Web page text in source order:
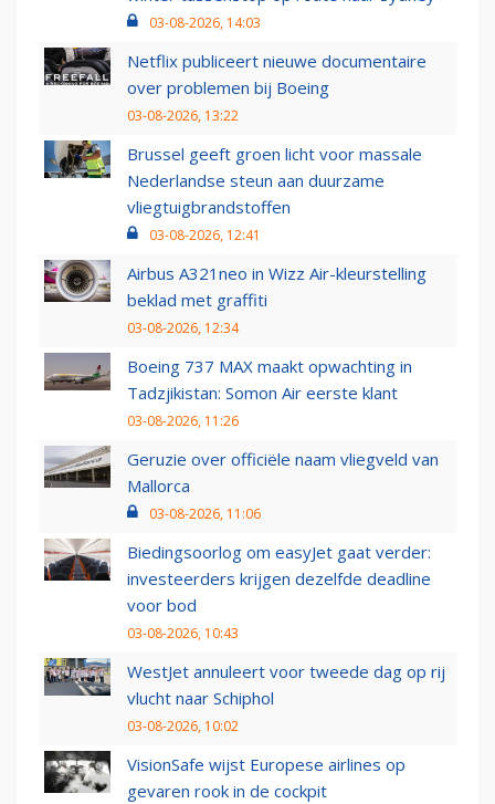
03-08-2026, 14:03
Netflix publiceert nieuwe documentaire
over problemen bij Boeing
03-08-2026, 13:22
Brussel geeft groen licht voor massale
Nederlandse steun aan duurzame
vliegtuigbrandstoffen
03-08-2026, 12:41
Airbus A321neo in Wizz Air-kleurstelling
beklad met graffiti
03-08-2026, 12:34
Boeing 737 MAX maakt opwachting in
Tadzjikistan: Somon Air eerste klant
03-08-2026, 11:26
Geruzie over officiële naam vliegveld van
Mallorca
03-08-2026, 11:06
Biedingsoorlog om easyJet gaat verder:
investeerders krijgen dezelfde deadline
voor bod
03-08-2026, 10:43
WestJet annuleert voor tweede dag op rij
vlucht naar Schiphol
03-08-2026, 10:02
VisionSafe wijst Europese airlines op
gevaren rook in de cockpit